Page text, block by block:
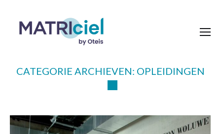
CATEGORIE ARCHIEVEN: OPLEIDINGEN